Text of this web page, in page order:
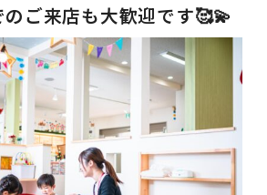
ご来店も大歓迎です🥰💫